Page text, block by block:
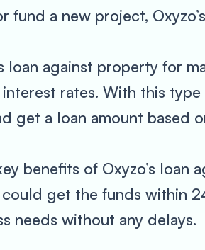
fund a new project,
loan against property for
rates. With this
get a loan amount based
benefits of Oxyzo’s
get the funds within
needs without any delays.